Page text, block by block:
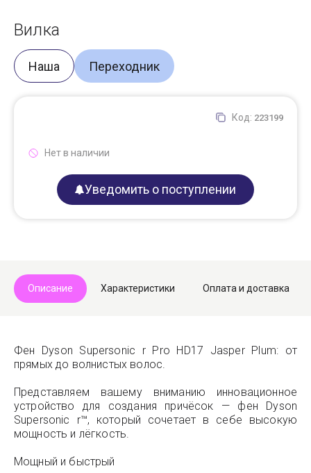
Вилка
Наша Переходник
Код: 223199
Нет в наличии
Уведомить о поступлении
Описание Характеристики Оплата и доставка
Фен Dyson Supersonic r Pro HD17 Jasper Plum: от
прямых до волнистых волос.
Представляем вашему вниманию инновационное
устройство для создания причёсок — фен Dyson
Supersonic r™, который сочетает в себе высокую
мощность и лёгкость.
Мощный и быстрый